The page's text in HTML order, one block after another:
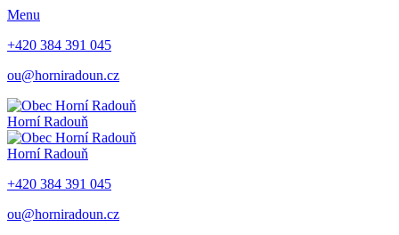
Menu
+420 384 391 045
ou@horniradoun.cz
Horní Radouň
Horní Radouň
+420 384 391 045
ou@horniradoun.cz